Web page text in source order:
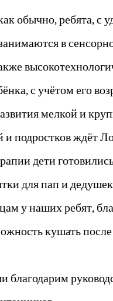
обычно, ребята, с
в
с учётом его
мелкой и
подростков ждёт
дети
для пап и
у наших ребят,
кушать после
благодарим